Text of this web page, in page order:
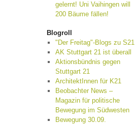
gelernt! Uni Vaihingen will
200 Bäume fällen!
Blogroll
"Der Freitag"-Blogs zu S21
AK Stuttgart 21 ist überall
Aktionsbündnis gegen
Stuttgart 21
ArchitektInnen für K21
Beobachter News –
Magazin für politische
Bewegung im Südwesten
Bewegung 30.09.